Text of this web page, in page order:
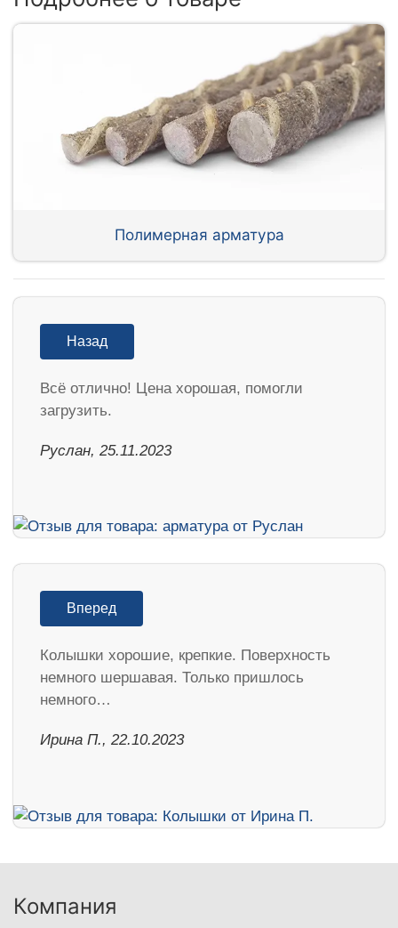
Полимерная арматура
Назад
Всё отлично! Цена хорошая, помогли
загрузить.
Руслан, 25.11.2023
Вперед
Колышки хорошие, крепкие. Поверхность
немного шершавая. Только пришлось
немного…
Ирина П., 22.10.2023
Компания